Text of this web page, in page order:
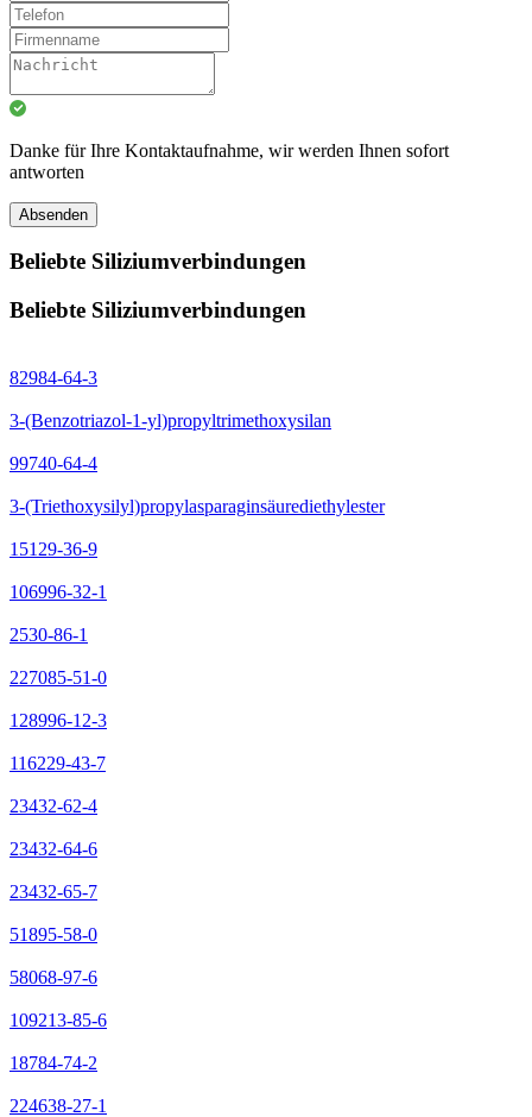
Danke für Ihre Kontaktaufnahme, wir werden Ihnen sofort
antworten
Absenden
Beliebte Siliziumverbindungen
Beliebte Siliziumverbindungen
82984-64-3
3-(Benzotriazol-1-yl)propyltrimethoxysilan
99740-64-4
3-(Triethoxysilyl)propylasparaginsäurediethylester
15129-36-9
106996-32-1
2530-86-1
227085-51-0
128996-12-3
116229-43-7
23432-62-4
23432-64-6
23432-65-7
51895-58-0
58068-97-6
109213-85-6
18784-74-2
224638-27-1